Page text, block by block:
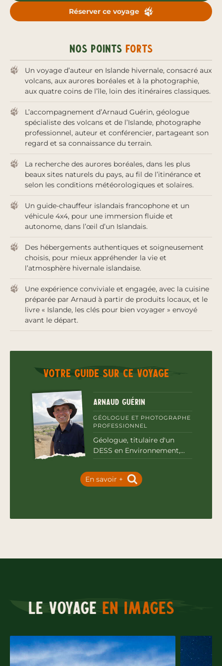
lecture des paysages, son regard de photographe et
de géologue, et sa passion pour cette île hors norme.
comme une exploration sensible et engagée de
l’Islande hivernale, où la nature, brute et majestueuse,
dicte le rythme et l’émotion.
Réserver ce voyage
Nos points forts
Un voyage d’auteur en Islande hivernale, consacré aux
volcans, aux aurores boréales et à la photographie,
aux quatre coins de l’île, loin des itinéraires classiques.
L’accompagnement d’Arnaud Guérin, géologue
spécialiste des volcans et de l’Islande, photographe
professionnel, auteur et conférencier, partageant son
regard et sa connaissance du terrain.
La recherche des aurores boréales, dans les plus
beaux sites naturels du pays, au fil de l’itinérance et
selon les conditions météorologiques et solaires.
Un guide-chauffeur islandais francophone et un
véhicule 4x4, pour une immersion fluide et
autonome, dans l’œil d’un Islandais.
Des hébergements authentiques et soigneusement
choisis, pour mieux appréhender la vie et
l’atmosphère hivernale islandaise.
Une expérience conviviale et engagée, avec la cuisine
préparée par Arnaud à partir de produits locaux, et le
livre « Islande, les clés pour bien voyager » envoyé
avant le départ.
Votre guide sur ce voyage
Arnaud Guérin
GÉOLOGUE ET PHOTOGRAPHE
PROFESSIONNEL
Géologue, titulaire d'un
DESS en Environnement,...
En savoir +
Le voyage en images